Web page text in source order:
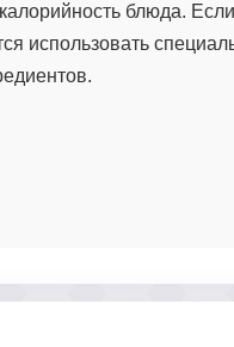
блюда.
использовать